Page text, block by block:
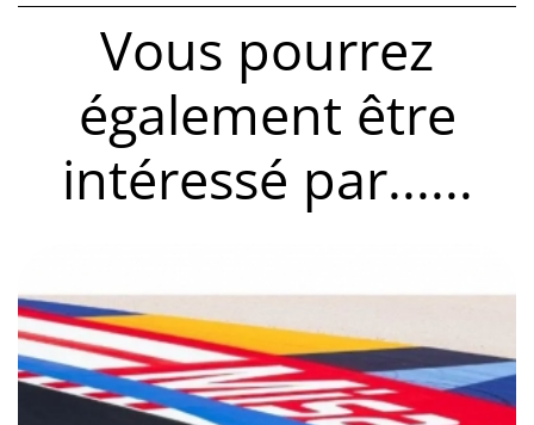
Vous pourrez
également être
intéressé par......